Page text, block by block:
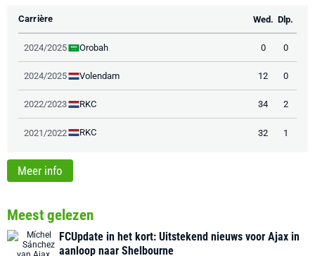
Carrière Wed. Dlp.
2024/2025 Orobah 0 0
2024/2025 Volendam 12 0
2022/2023 RKC 34 2
2021/2022 RKC 32 1
Meer info
Meest gelezen
FCUpdate in het kort: Uitstekend nieuws voor Ajax in
aanloop naar Shelbourne